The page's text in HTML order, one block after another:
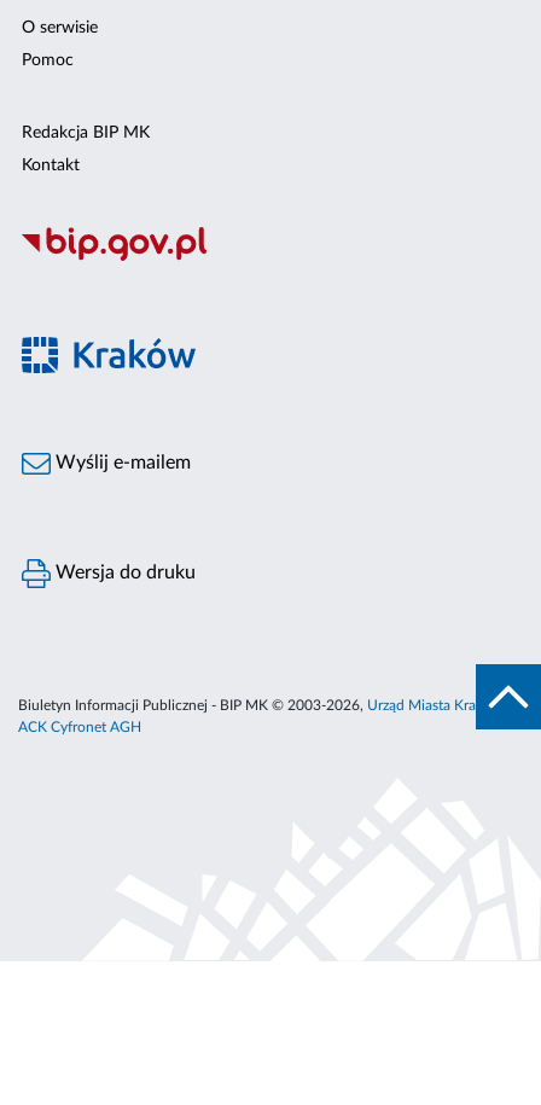
O serwisie
Pomoc
Redakcja BIP MK
Kontakt
Wyślij e-mailem
Wersja do druku
Biuletyn Informacji Publicznej - BIP MK © 2003-2026, Urząd Miasta Krakowa
ACK Cyfronet AGH